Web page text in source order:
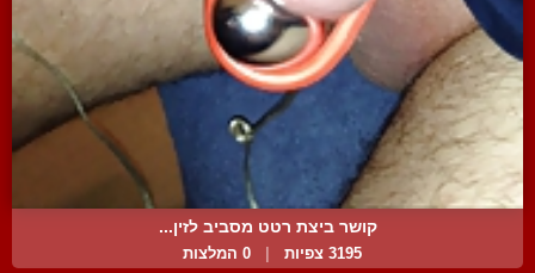
קושר ביצת רטט מסביב לזין...
3195 צפיות 0 המלצות